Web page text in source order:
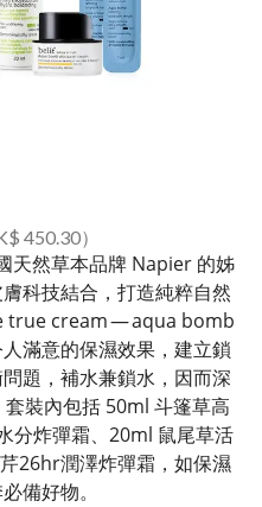
450.30）
天然草本品牌 Napier 的姊
科技結合，打造純粹自然
true cream — aqua bomb
滿意的保濕效果，建立鎖
題，補水兼鎖水，因而深
裝內包括 50ml 斗篷草高
分炸彈霜、20ml 鼠尾草活
26hr潤澤炸彈霜，如保濕
備好物。